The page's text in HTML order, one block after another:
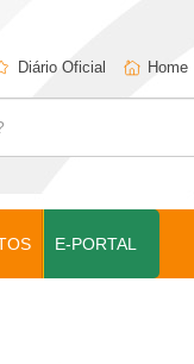
Diário Oficial Home
E-PORTAL